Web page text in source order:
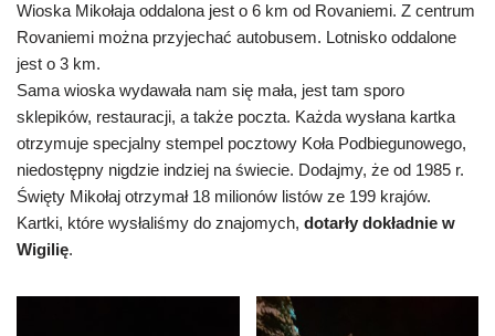
Wioska Mikołaja oddalona jest o 6 km od Rovaniemi. Z centrum
Rovaniemi można przyjechać autobusem. Lotnisko oddalone
jest o 3 km.
Sama wioska wydawała nam się mała, jest tam sporo
sklepików, restauracji, a także poczta. Każda wysłana kartka
otrzymuje specjalny stempel pocztowy Koła Podbiegunowego,
niedostępny nigdzie indziej na świecie. Dodajmy, że od 1985 r.
Święty Mikołaj otrzymał 18 milionów listów ze 199 krajów.
Kartki, które wysłaliśmy do znajomych, dotarły dokładnie w
Wigilię.